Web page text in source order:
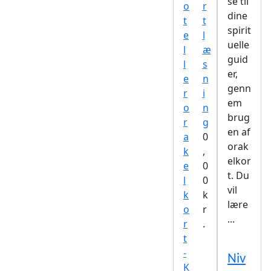
o
t
e
l
l
e
r
o
r
a
k
e
l
k
o
r
t
-
K
r
t
l
æ
s
n
i
n
g
0
,
0
0
k
r
.
dine
spirit
uelle
guid
er,
genn
em
brug
en af
orak
elkor
t. Du
vil
lære
...
Niv